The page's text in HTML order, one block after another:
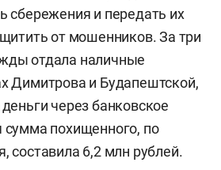
сбережения и передать их
от мошенников. За три
отдала наличные
Димитрова и Будапештской,
через банковское
похищенного, по
составила 6,2 млн рублей.